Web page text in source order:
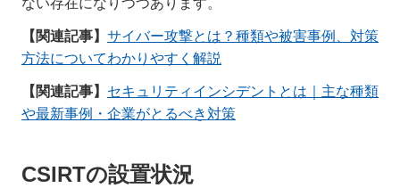
ない存在になりつつあります。
【関連記事】 サイバー攻撃とは？種類や被害事例、対策
方法についてわかりやすく解説
【関連記事】 セキュリティインシデントとは｜主な種類
や最新事例・企業がとるべき対策
CSIRTの設置状況